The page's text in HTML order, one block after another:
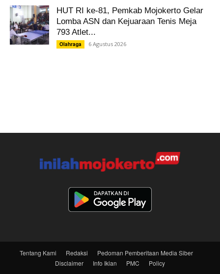
HUT RI ke-81, Pemkab Mojokerto Gelar
Lomba ASN dan Kejuaraan Tenis Meja
793 Atlet...
Olahraga 6 Agustus 2026
Tentang Kami Redaksi
Pedoman Pemberitaan Media Siber
Disclaimer
Info Iklan PMC Policy